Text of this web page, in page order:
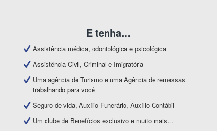
E tenha…
Assistência médica, odontológica e psicológica
Assistência Civil, Criminal e Imigratória
Uma agência de Turismo e uma Agência de remessas
trabalhando para você
Seguro de vida, Auxílio Funerário, Auxílio Contábil
Um clube de Benefícios exclusivo e muito mais…